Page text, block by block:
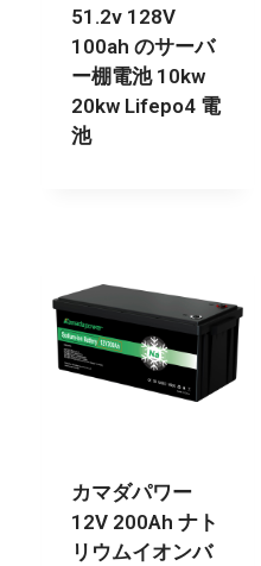
51.2v 128V
100ah のサーバ
ー棚電池 10kw
20kw Lifepo4 電
池
カマダパワー
12V 200Ah ナト
リウムイオンバ